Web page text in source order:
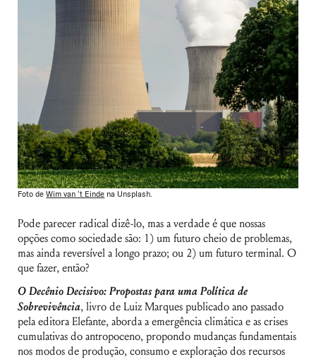
Foto deWim van ‘t Einde na Unsplash.
Pode parecer radical dizê-lo, mas a verdade é que nossas
opções como sociedade são: 1) um futuro cheio de problemas,
mas ainda reversível a longo prazo; ou 2) um futuro terminal. O
que fazer, então?
O Decênio Decisivo: Propostas para uma Política de
Sobrevivência, livro de Luiz Marques publicado ano passado
pela editora Elefante, aborda a emergência climática e as crises
cumulativas do antropoceno, propondo mudanças fundamentais
nos modos de produção, consumo e exploração dos recursos